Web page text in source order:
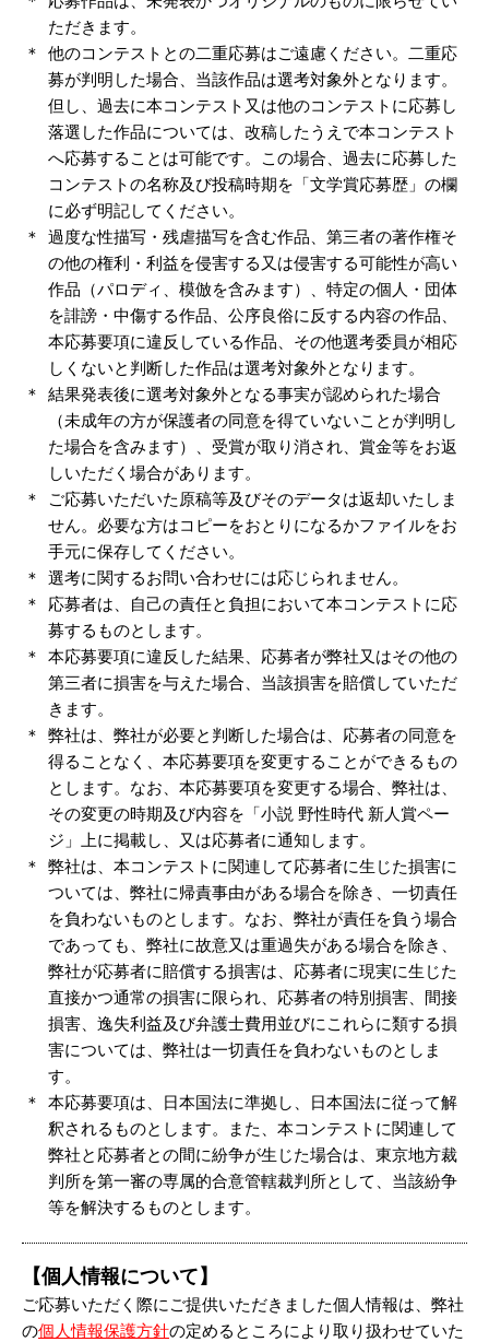
ただきます。
他のコンテストとの二重応募はご遠慮ください。二重応
募が判明した場合、当該作品は選考対象外となります。
但し、過去に本コンテスト又は他のコンテストに応募し
落選した作品については、改稿したうえで本コンテスト
へ応募することは可能です。この場合、過去に応募した
コンテストの名称及び投稿時期を「文学賞応募歴」の欄
に必ず明記してください。
過度な性描写・残虐描写を含む作品、第三者の著作権そ
の他の権利・利益を侵害する又は侵害する可能性が高い
作品（パロディ、模倣を含みます）、特定の個人・団体
を誹謗・中傷する作品、公序良俗に反する内容の作品、
本応募要項に違反している作品、その他選考委員が相応
しくないと判断した作品は選考対象外となります。
結果発表後に選考対象外となる事実が認められた場合
（未成年の方が保護者の同意を得ていないことが判明し
た場合を含みます）、受賞が取り消され、賞金等をお返
しいただく場合があります。
ご応募いただいた原稿等及びそのデータは返却いたしま
せん。必要な方はコピーをおとりになるかファイルをお
手元に保存してください。
選考に関するお問い合わせには応じられません。
応募者は、自己の責任と負担において本コンテストに応
募するものとします。
本応募要項に違反した結果、応募者が弊社又はその他の
第三者に損害を与えた場合、当該損害を賠償していただ
きます。
弊社は、弊社が必要と判断した場合は、応募者の同意を
得ることなく、本応募要項を変更することができるもの
とします。なお、本応募要項を変更する場合、弊社は、
その変更の時期及び内容を「小説 野性時代 新人賞ペー
ジ」上に掲載し、又は応募者に通知します。
弊社は、本コンテストに関連して応募者に生じた損害に
ついては、弊社に帰責事由がある場合を除き、一切責任
を負わないものとします。なお、弊社が責任を負う場合
であっても、弊社に故意又は重過失がある場合を除き、
弊社が応募者に賠償する損害は、応募者に現実に生じた
直接かつ通常の損害に限られ、応募者の特別損害、間接
損害、逸失利益及び弁護士費用並びにこれらに類する損
害については、弊社は一切責任を負わないものとしま
す。
本応募要項は、日本国法に準拠し、日本国法に従って解
釈されるものとします。また、本コンテストに関連して
弊社と応募者との間に紛争が生じた場合は、東京地方裁
判所を第一審の専属的合意管轄裁判所として、当該紛争
等を解決するものとします。
【個人情報について】
ご応募いただく際にご提供いただきました個人情報は、弊社
の個人情報保護方針の定めるところにより取り扱わせていた